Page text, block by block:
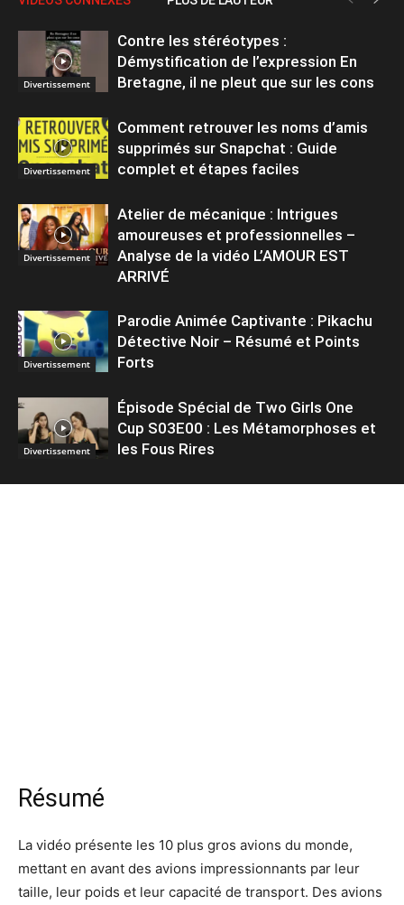
Divertissement
Contre les stéréotypes :
Démystification de l’expression En
Bretagne, il ne pleut que sur les cons
Divertissement
Comment retrouver les noms d’amis
supprimés sur Snapchat : Guide
complet et étapes faciles
Divertissement
Atelier de mécanique : Intrigues
amoureuses et professionnelles –
Analyse de la vidéo L’AMOUR EST
ARRIVÉ
Divertissement
Parodie Animée Captivante : Pikachu
Détective Noir – Résumé et Points
Forts
Divertissement
Épisode Spécial de Two Girls One
Cup S03E00 : Les Métamorphoses et
les Fous Rires
Résumé
La vidéo présente les 10 plus gros avions du monde,
mettant en avant des avions impressionnants par leur
taille, leur poids et leur capacité de transport. Des avions